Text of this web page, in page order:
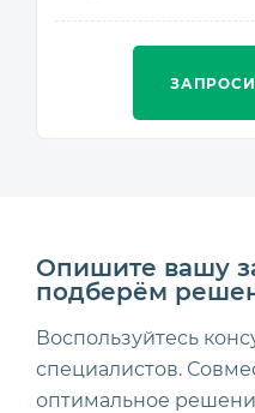
Опишите вашу
подберём
Воспользуйтесь
специалистов.
оптимальное